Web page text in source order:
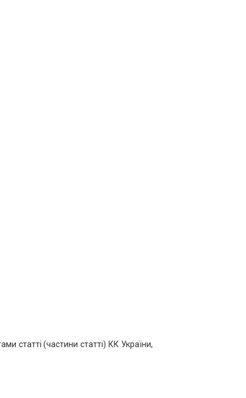
статті (частини статті) КК України,